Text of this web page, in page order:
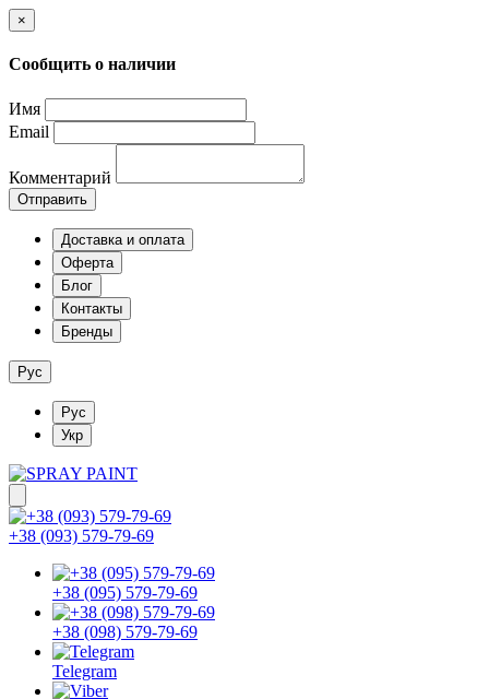
×
Сообщить о наличии
Имя
Email
Комментарий
Отправить
Доставка и оплата
Оферта
Блог
Контакты
Бренды
Рус
Рус
Укр
+38 (093) 579-79-69
+38 (095) 579-79-69
+38 (098) 579-79-69
Telegram